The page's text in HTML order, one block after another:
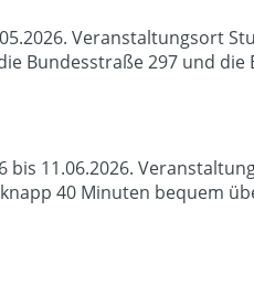
Veranstaltungsort
Bundesstraße 297 und die
11.06.2026.
40 Minuten bequem